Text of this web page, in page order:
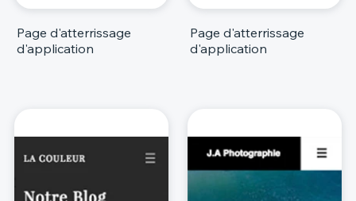
Page d'atterrissage
d'application
Page d'atterrissage
d'application